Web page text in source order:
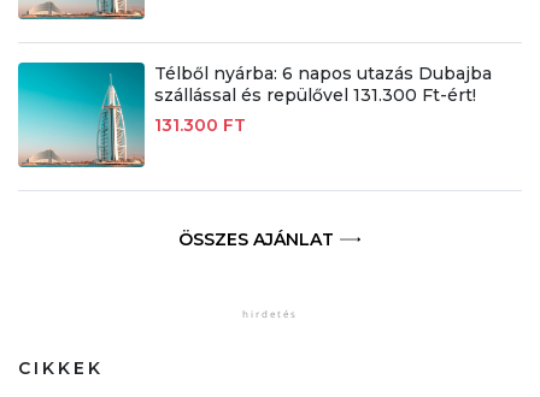
Télből nyárba: 6 napos utazás Dubajba
szállással és repülővel 131.300 Ft-ért!
131.300 FT
ÖSSZES AJÁNLAT
CIKKEK